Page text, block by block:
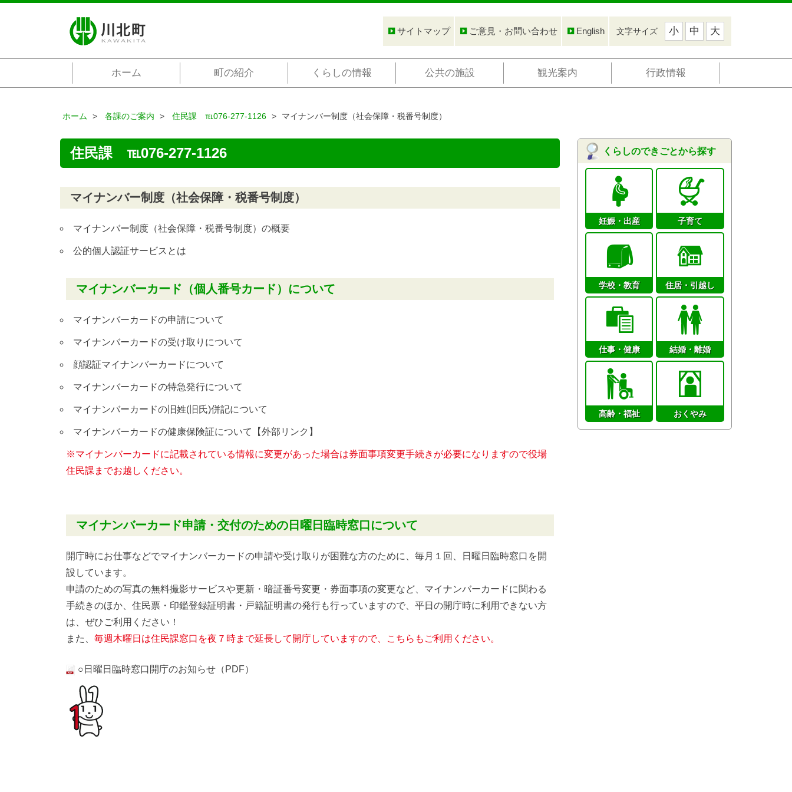
サイトマップ ご意見・お問い合わせ English 文字サイズ 小 中 大
ホーム 町の紹介 くらしの情報 公共の施設 観光案内 行政情報
ホーム 各課のご案内 住民課 ℡076-277-1126 マイナンバー制度（社会保障・税番号制度）
住民課 ℡076-277-1126
マイナンバー制度（社会保障・税番号制度）
マイナンバー制度（社会保障・税番号制度）の概要
公的個人認証サービスとは
マイナンバーカード（個人番号カード）について
マイナンバーカードの申請について
マイナンバーカードの受け取りについて
顔認証マイナンバーカードについて
マイナンバーカードの特急発行について
マイナンバーカードの旧姓(旧氏)併記について
マイナンバーカードの健康保険証について【外部リンク】
※マイナンバーカードに記載されている情報に変更があった場合は券面事項変更手続きが必要になりますので役場
住民課までお越しください。
マイナンバーカード申請・交付のための日曜日臨時窓口について
開庁時にお仕事などでマイナンバーカードの申請や受け取りが困難な方のために、毎月１回、日曜日臨時窓口を開
設しています。
申請のための写真の無料撮影サービスや更新・暗証番号変更・券面事項の変更など、マイナンバーカードに関わる
手続きのほか、住民票・印鑑登録証明書・戸籍証明書の発行も行っていますので、平日の開庁時に利用できない方
は、ぜひご利用ください！
また、 毎週木曜日は住民課窓口を夜７時まで延長して開庁していますので、こちらもご利用ください。
○日曜日臨時窓口開庁のお知らせ（PDF）
くらしのできごとから探す
妊娠・出産 子育て
学校・教育 住居・引越し
仕事・健康 結婚・離婚
高齢・福祉 おくやみ